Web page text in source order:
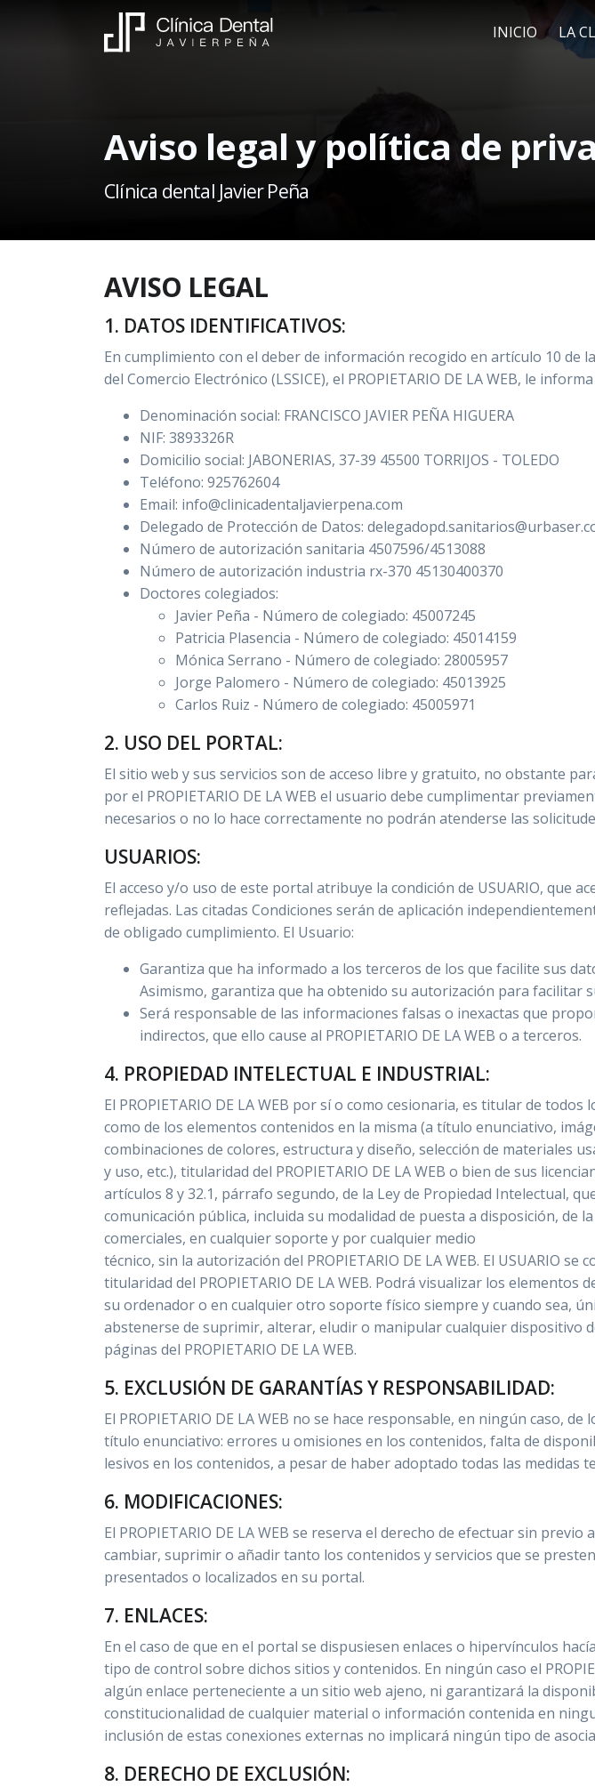
INICIO LA
Tratamientos
Contacto
Aviso legal y política de
Clínica dental Javier Peña
AVISO LEGAL
1. DATOS IDENTIFICATIVOS:
En cumplimiento con el deber de información recogido en artículo 10 de
del Comercio Electrónico (LSSICE), el PROPIETARIO DE LA WEB, le
Denominación social: FRANCISCO JAVIER PEÑA HIGUERA
NIF: 3893326R
Domicilio social: JABONERIAS, 37-39 45500 TORRIJOS - TOLEDO
Teléfono: 925762604
Email: info@clinicadentaljavierpena.com
Delegado de Protección de Datos:
Número de autorización sanitaria 4507596/4513088
Número de autorización industria rx-370 45130400370
Doctores colegiados:
Javier Peña - Número de colegiado: 45007245
Patricia Plasencia - Número de colegiado: 45014159
Mónica Serrano - Número de colegiado: 28005957
Jorge Palomero - Número de colegiado: 45013925
Carlos Ruiz - Número de colegiado: 45005971
2. USO DEL PORTAL:
El sitio web y sus servicios son de acceso libre y gratuito, no obstante
por el PROPIETARIO DE LA WEB el usuario debe cumplimentar
necesarios o no lo hace correctamente no podrán atenderse las
USUARIOS:
El acceso y/o uso de este portal atribuye la condición de USUARIO, que
reflejadas. Las citadas Condiciones serán de aplicación
de obligado cumplimiento. El Usuario:
Garantiza que ha informado a los terceros de los que facilite sus
Asimismo, garantiza que ha obtenido su autorización para facilitar
Será responsable de las informaciones falsas o inexactas que
indirectos, que ello cause al PROPIETARIO DE LA WEB o a terceros.
4. PROPIEDAD INTELECTUAL E INDUSTRIAL:
El PROPIETARIO DE LA WEB por sí o como cesionaria, es titular de
como de los elementos contenidos en la misma (a título enunciativo,
combinaciones de colores, estructura y diseño, selección de materiales
y uso, etc.), titularidad del PROPIETARIO DE LA WEB o bien de sus
artículos 8 y 32.1, párrafo segundo, de la Ley de Propiedad Intelectual,
comunicación pública, incluida su modalidad de puesta a disposición, de
comerciales, en cualquier soporte y por cualquier medio
técnico, sin la autorización del PROPIETARIO DE LA WEB. El USUARIO
titularidad del PROPIETARIO DE LA WEB. Podrá visualizar los
su ordenador o en cualquier otro soporte físico siempre y cuando sea,
abstenerse de suprimir, alterar, eludir o manipular cualquier dispositivo
páginas del PROPIETARIO DE LA WEB.
5. EXCLUSIÓN DE GARANTÍAS Y RESPONSABILIDAD:
El PROPIETARIO DE LA WEB no se hace responsable, en ningún caso,
título enunciativo: errores u omisiones en los contenidos, falta de
lesivos en los contenidos, a pesar de haber adoptado todas las medidas
6. MODIFICACIONES:
El PROPIETARIO DE LA WEB se reserva el derecho de efectuar sin
cambiar, suprimir o añadir tanto los contenidos y servicios que se
presentados o localizados en su portal.
7. ENLACES:
En el caso de que en el portal se dispusiesen enlaces o hipervínculos
tipo de control sobre dichos sitios y contenidos. En ningún caso el
algún enlace perteneciente a un sitio web ajeno, ni garantizará la
constitucionalidad de cualquier material o información contenida en
inclusión de estas conexiones externas no implicará ningún tipo de
8. DERECHO DE EXCLUSIÓN: